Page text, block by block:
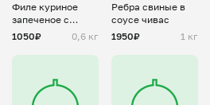
Филе куриное
запеченое с
ананасом
1050₽ 0,6 кг
Ребра свиные в
соусе чивас
1950₽
1 кг